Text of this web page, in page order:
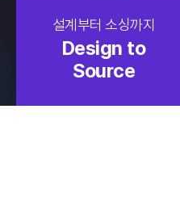
설계부터 소싱까지
Design to
Source